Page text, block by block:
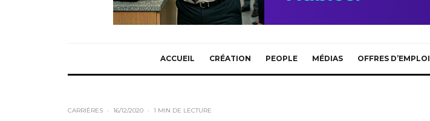
ACCUEIL CRÉATION PEOPLE MÉDIAS OFFRES D’EMPLOI
CARRIÈRES · 16/12/2020 · 1 MIN DE LECTURE